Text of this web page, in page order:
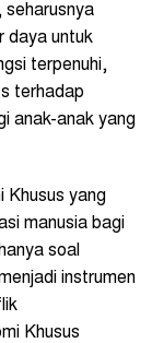
seharusnya
daya untuk
terpenuhi,
terhadap
anak-anak yang
Khusus yang
manusia bagi
soal
instrumen
Khusus